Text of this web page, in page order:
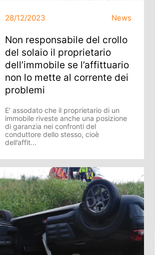
28/12/2023 News
Non responsabile del crollo
del solaio il proprietario
dell’immobile se l’affittuario
non lo mette al corrente dei
problemi
E’ assodato che il proprietario di un
immobile riveste anche una posizione
di garanzia nei confronti del
conduttore dello stesso, cioè
dell’affit...